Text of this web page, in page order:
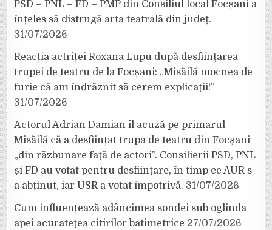
PSD – PNL – FD – PMP din Consiliul local Focșani a
înțeles să distrugă arta teatrală din județ.
31/07/2026
Reacția actriței Roxana Lupu după desființarea
trupei de teatru de la Focșani: „Misăilă mocnea de
furie că am îndrăznit să cerem explicații!”
31/07/2026
Actorul Adrian Damian îl acuză pe primarul
Misăilă că a desființat trupa de teatru din Focșani
„din răzbunare față de actori”. Consilierii PSD, PNL
și FD au votat pentru desființare, în timp ce AUR s-
a abținut, iar USR a votat împotrivă. 31/07/2026
Cum influențează adâncimea sondei sub oglinda
apei acuratețea citirilor batimetrice 27/07/2026